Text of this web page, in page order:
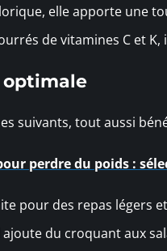
elle apporte une
de vitamines C et
optimale
suivants, tout aussi
perdre du poids :
pour des repas légers
du croquant aux